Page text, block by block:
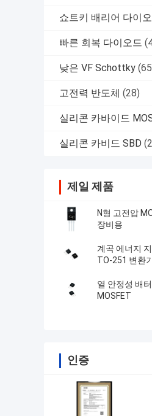
쇼트키 배리어 다이
빠른 회복 다이오드
낮은 VF Schottky
고전력 반도체 (28)
실리콘 카바이드
실리콘 카비드 SBD
제일 제품
N형 고전압
장비용
계곡 에너지
TO-251 변환
열 안정성 배
MOSFET
인증